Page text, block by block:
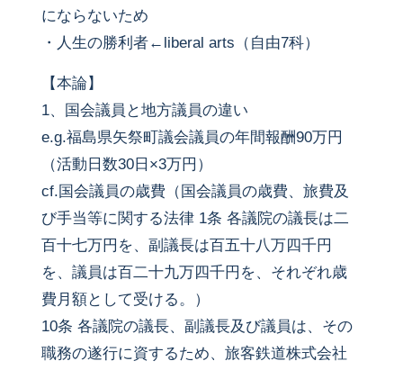
にならないため
・人生の勝利者←liberal arts（自由7科）
【本論】
1、国会議員と地方議員の違い
e.g.福島県矢祭町議会議員の年間報酬90万円
（活動日数30日×3万円）
cf.国会議員の歳費（国会議員の歳費、旅費及
び手当等に関する法律 1条 各議院の議長は二
百十七万円を、副議長は百五十八万四千円
を、議員は百二十九万四千円を、それぞれ歳
費月額として受ける。）
10条 各議院の議長、副議長及び議員は、その
職務の遂行に資するため、旅客鉄道株式会社